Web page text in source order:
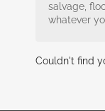
salvage,
whatever
Couldn't find